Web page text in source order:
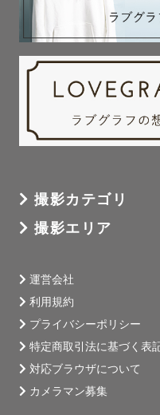
撮影カテゴリ
撮影エリア
運営会社
利用規約
プライバシーポリシー
特定商取引法に基づく表
対応ブラウザについて
カメラマン募集